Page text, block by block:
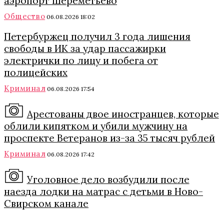
Общество 06.08.2026 18:02
Петербуржец получил 3 года лишения
свободы в ИК за удар пассажирки
электрички по лицу и побега от
полицейских
Криминал 06.08.2026 17:54
Арестованы двое иностранцев, которые
облили кипятком и убили мужчину на
проспекте Ветеранов из-за 35 тысяч рублей
Криминал 06.08.2026 17:42
Уголовное дело возбудили после
наезда лодки на матрас с детьми в Ново-
Свирском канале